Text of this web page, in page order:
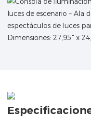
Dimensiones: 27,95" x